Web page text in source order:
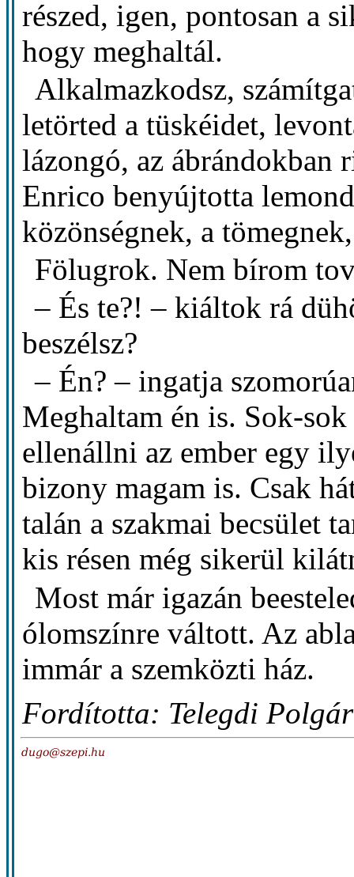
részed, igen, pontosan a
hogy meghaltál.
Alkalmazkodsz,
letörted a tüskéidet,
lázongó, az ábrándokban
Enrico benyújtotta
közönségnek, a
Fölugrok. Nem bírom
– És te?! – kiáltok rá
beszélsz?
– Én? – ingatja
Meghaltam én is. Sok-
ellenállni az ember egy
bizony magam is. Csak
talán a szakmai becsület
kis résen még sikerül
Most már igazán
ólomszínre váltott. Az
immár a szemközti ház.
Fordította: Telegdi